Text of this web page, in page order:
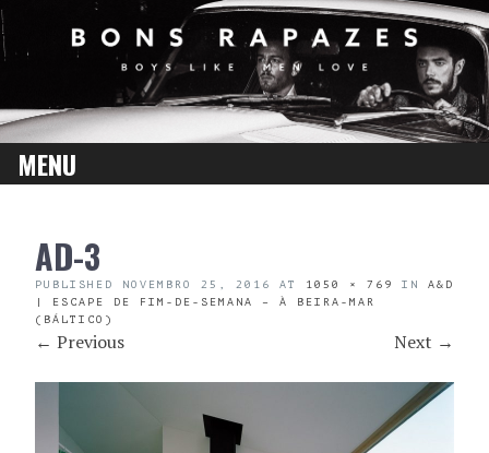
MENU
CONTENTAD-3
PUBLISHED NOVEMBRO 25, 2016 AT 1050 × 769 IN A&D
| ESCAPE DE FIM-DE-SEMANA – À BEIRA-MAR
(BÁLTICO)
← Previous Next →